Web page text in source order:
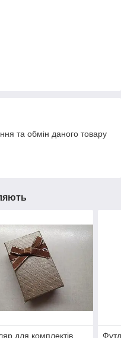
та обмін даного товару
для комплектів